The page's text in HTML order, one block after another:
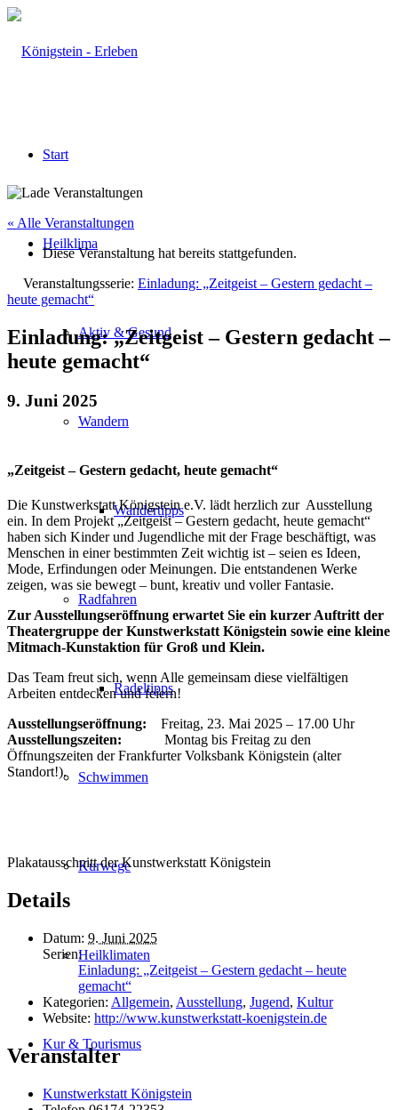
Start
Heilklima
Aktiv & Gesund
Wandern
Wandertipps
Radfahren
Radeltipps
Schwimmen
Kurwege
Heilklimaten
Kur & Tourismus
« Alle Veranstaltungen
Diese Veranstaltung hat bereits stattgefunden.
Veranstaltungsserie: Einladung: „Zeitgeist – Gestern gedacht –
heute gemacht“
Einladung: „Zeitgeist – Gestern gedacht –
heute gemacht“
9. Juni 2025
„Zeitgeist – Gestern gedacht, heute gemacht“
Die Kunstwerkstatt Königstein e.V. lädt herzlich zur Ausstellung
ein. In dem Projekt „Zeitgeist – Gestern gedacht, heute gemacht“
haben sich Kinder und Jugendliche mit der Frage beschäftigt, was
Menschen in einer bestimmten Zeit wichtig ist – seien es Ideen,
Mode, Erfindungen oder Meinungen. Die entstandenen Werke
zeigen, was sie bewegt – bunt, kreativ und voller Fantasie.
Zur Ausstellungseröffnung erwartet Sie ein kurzer Auftritt der
Theatergruppe der Kunstwerkstatt Königstein sowie eine kleine
Mitmach-Kunstaktion für Groß und Klein.
Das Team freut sich, wenn Alle gemeinsam diese vielfältigen
Arbeiten entdecken und feiern!
Ausstellungseröffnung: Freitag, 23. Mai 2025 – 17.00 Uhr
Ausstellungszeiten:
Montag bis Freitag zu den
Öffnungszeiten der Frankfurter Volksbank Königstein (alter
Standort!).
Plakatausschnitt der Kunstwerkstatt Königstein
Details
Datum: 9. Juni 2025
Serien:
Einladung: „Zeitgeist – Gestern gedacht – heute
gemacht“
Kategorien: Allgemein, Ausstellung, Jugend, Kultur
Website: http://www.kunstwerkstatt-koenigstein.de
Veranstalter
Kunstwerkstatt Königstein